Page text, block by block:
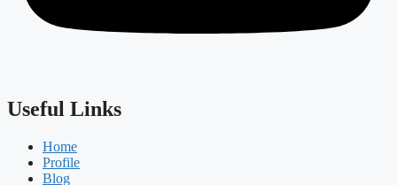
Useful Links
Home
Profile
Blog